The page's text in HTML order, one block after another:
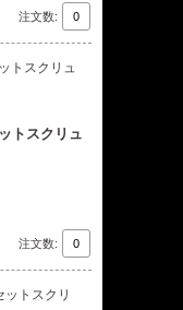
注文数:
トスクリュ
注文数: